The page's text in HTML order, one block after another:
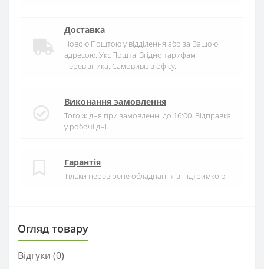
Доставка
Новою Поштою у відділення або за Вашою
адресою. УкрПошта. Згідно тарифам
перевізника. Самовивіз з офісу.
Виконання замовлення
Того ж дня при замовленні до 16:00. Відправка
у робочі дні.
Гарантія
Тільки перевірене обладнання з підтримкою
Огляд товару
Відгуки (0)